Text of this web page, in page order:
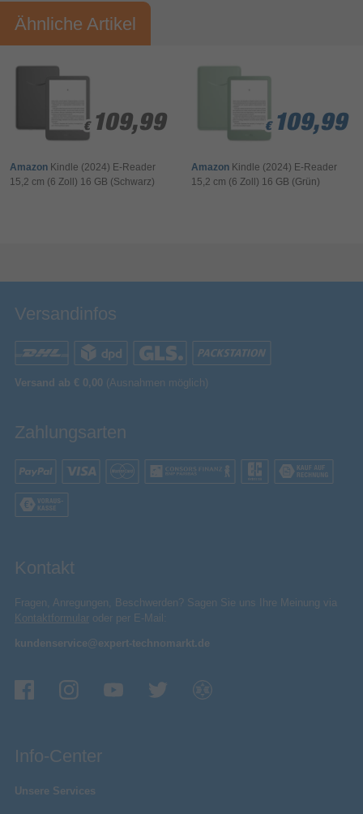
Bewertung & Kommentar speichern
Ähnliche Artikel
€ 109,99
€ 109,99
Amazon Kindle (2024) E-Reader
15,2 cm (6 Zoll) 16 GB (Schwarz)
€ 109,99
€ 109,99
€ 109,99
Amazon Kindle (2024) E-Reader
15,2 cm (6 Zoll) 16 GB (Grün)
Versandinfos
Versand ab € 0,00 (Ausnahmen möglich)
Zahlungsarten
Kontakt
Fragen, Anregungen, Beschwerden? Sagen Sie uns Ihre Meinung via
Kontaktformular oder per E-Mail:
kundenservice@expert-technomarkt.de
Info-Center
Unsere Services